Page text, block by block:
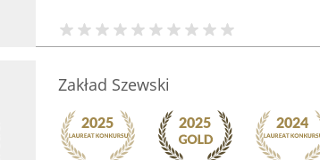
Zakład Szewski